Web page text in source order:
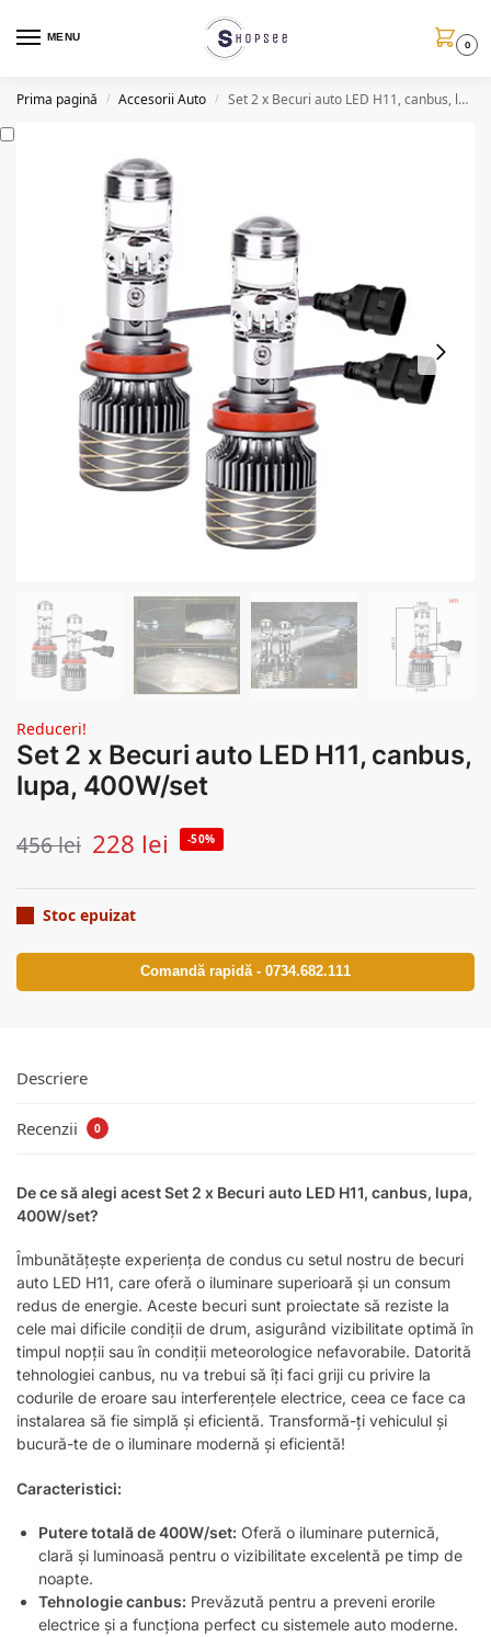
MENU
0
Prima pagină / Accesorii Auto / Set 2 x Becuri auto LED H11, canbus, lupa, 400W/set
Reduceri!
Set 2 x Becuri auto LED H11, canbus,
lupa, 400W/set
456lei 228 lei -50%
Stoc epuizat
Comandă rapidă - 0734.682.111
Descriere
Recenzii 0
De ce să alegi acest Set 2 x Becuri auto LED H11, canbus, lupa,
400W/set?
Îmbunătățește experiența de condus cu setul nostru de becuri
auto LED H11, care oferă o iluminare superioară și un consum
redus de energie. Aceste becuri sunt proiectate să reziste la
cele mai dificile condiții de drum, asigurând vizibilitate optimă în
timpul nopții sau în condiții meteorologice nefavorabile. Datorită
tehnologiei canbus, nu va trebui să îți faci griji cu privire la
codurile de eroare sau interferențele electrice, ceea ce face ca
instalarea să fie simplă și eficientă. Transformă-ți vehiculul și
bucură-te de o iluminare modernă și eficientă!
Caracteristici:
Putere totală de 400W/set: Oferă o iluminare puternică,
clară și luminoasă pentru o vizibilitate excelentă pe timp de
noapte.
Tehnologie canbus: Prevăzută pentru a preveni erorile
electrice și a funcționa perfect cu sistemele auto moderne.